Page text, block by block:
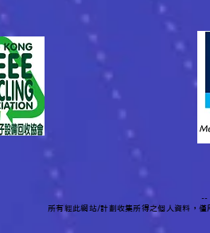
--
所有經此網站/計劃收集所得之個人資料，